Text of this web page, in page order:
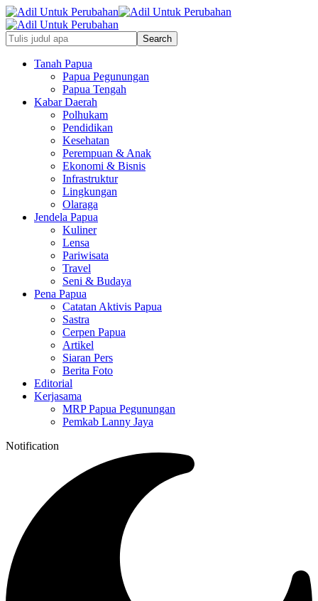
Tanah Papua
Papua Pegunungan
Papua Tengah
Kabar Daerah
Polhukam
Pendidikan
Kesehatan
Perempuan & Anak
Ekonomi & Bisnis
Infrastruktur
Lingkungan
Olaraga
Jendela Papua
Kuliner
Lensa
Pariwisata
Travel
Seni & Budaya
Pena Papua
Catatan Aktivis Papua
Sastra
Cerpen Papua
Artikel
Siaran Pers
Berita Foto
Editorial
Kerjasama
MRP Papua Pegunungan
Pemkab Lanny Jaya
Notification